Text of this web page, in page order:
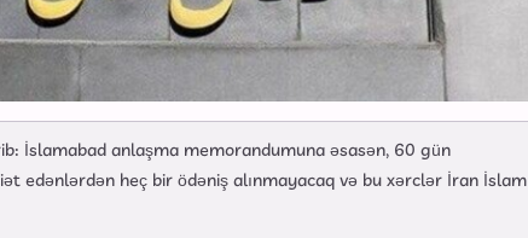
İslamabad anlaşma memorandumuna əsasən, 60 gün
edənlərdən heç bir ödəniş alınmayacaq və bu xərclər İran İslam